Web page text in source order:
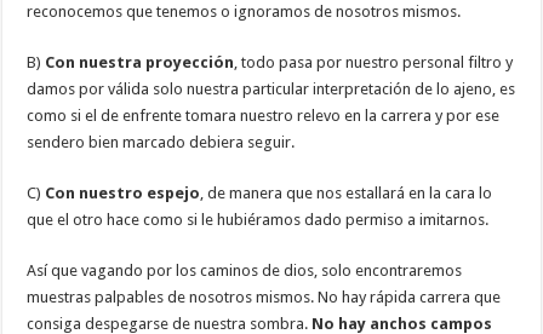
reconocemos que tenemos o ignoramos de nosotros mismos.
B) Con nuestra proyección , todo pasa por nuestro personal filtro y
damos por válida solo nuestra particular interpretación de lo ajeno, es
como si el de enfrente tomara nuestro relevo en la carrera y por ese
sendero bien marcado debiera seguir.
C) Con nuestro espejo , de manera que nos estallará en la cara lo
que el otro hace como si le hubiéramos dado permiso a imitarnos.
Así que vagando por los caminos de dios, solo encontraremos
muestras palpables de nosotros mismos. No hay rápida carrera que
consiga despegarse de nuestra sombra. No hay anchos campos